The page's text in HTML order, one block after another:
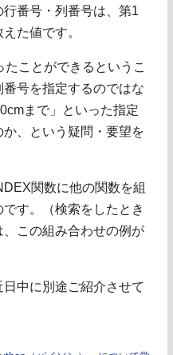
番号・列番号は、第1
た値です。
たことができるというこ
号を指定するのではな
まで」といった指定
、という疑問・要望を
関数に他の関数を組
す。（検索をしたとき
この組み合わせの例が
中に別途ご紹介させて